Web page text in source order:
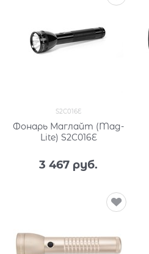
S2C016E
Фонарь Маглайт (Mag-
Lite) S2C016E
3 467 руб.